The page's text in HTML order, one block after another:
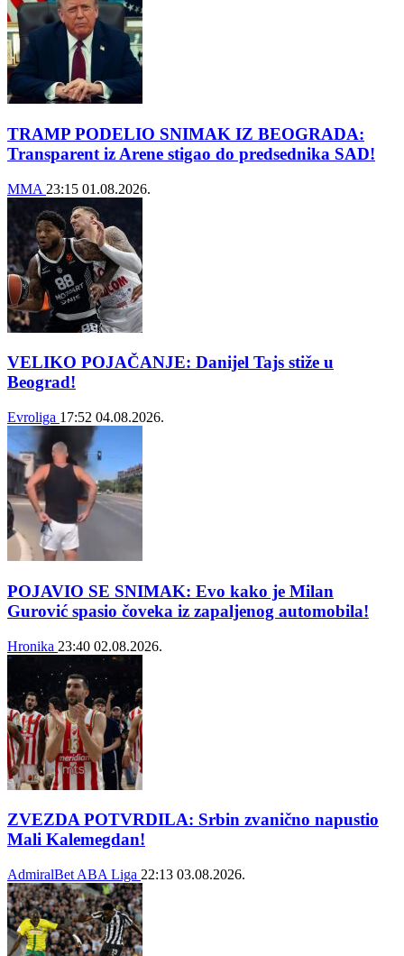
TRAMP PODELIO SNIMAK IZ BEOGRADA:
Transparent iz Arene stigao do predsednika SAD!
MMA 23:15 01.08.2026.
VELIKO POJAČANJE: Danijel Tajs stiže u
Beograd!
Evroliga 17:52 04.08.2026.
POJAVIO SE SNIMAK: Evo kako je Milan
Gurović spasio čoveka iz zapaljenog automobila!
Hronika 23:40 02.08.2026.
ZVEZDA POTVRDILA: Srbin zvanično napustio
Mali Kalemegdan!
AdmiralBet ABA Liga 22:13 03.08.2026.